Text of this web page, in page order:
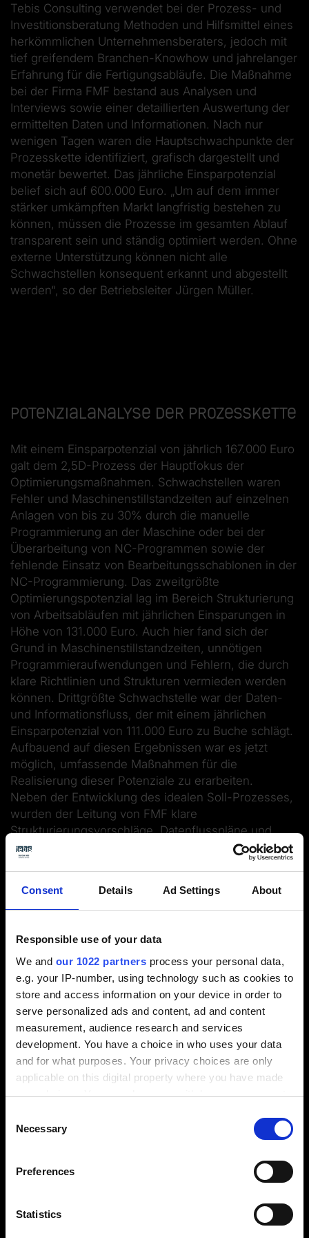
Consent Details Ad Settings About
Responsible use of your data
We and our 1022 partners process your personal data,
e.g. your IP-number, using technology such as cookies to
store and access information on your device in order to
serve personalized ads and content, ad and content
measurement, audience research and services
development. You have a choice in who uses your data
and for what purposes. Your privacy choices are only
applicable on this digital property where you have made
your choices. You can change or withdraw your consent
the Privacy trigger icon.
Collect information about your geographical
meters
Identify your device by actively scanning it for
Selection
Necessary
Preferences
Statistics
Tebis Consulting verwendet bei der Prozess- und
Investitionsberatung Methoden und Hilfsmittel eines
herkömmlichen Unternehmensberaters, jedoch mit
tief greifendem Branchen-­Know­how und jahrelanger
Erfahrung für die Fertigungsabläufe. Die Maßnahme
bei der Firma FMF bestand aus Analysen und
Interviews sowie einer detaillierten Auswertung der
ermittelten Daten und Informationen. Nach nur
wenigen Tagen waren die Hauptschwachpunkte der
Prozesskette identifiziert, grafisch dargestellt und
monetär bewertet. Das jährliche Einsparpotenzial
belief sich auf 600.000 Euro. „Um auf dem immer
stärker umkämpften Markt langfristig bestehen zu
können, müssen die Prozesse im gesamten Ablauf
transparent sein und ständig optimiert werden. Ohne
externe Unterstützung können nicht alle
Schwachstellen konsequent erkannt und abgestellt
werden“, so der Betriebsleiter Jürgen Müller.
Potenzialanalyse der Prozesskette
Mit einem Einsparpotenzial von jährlich 167.000 Euro
galt dem 2,5D-Prozess der Hauptfokus der
Optimierungsmaßnahmen. Schwachstellen waren
Fehler und Maschinenstillstandzeiten auf einzelnen
Anlagen von bis zu 30% durch die manuelle
Programmierung an der Maschine oder bei der
Überarbeitung von NC-­Programmen sowie der
fehlende Einsatz von Bearbeitungsschablonen in der
NC­-Programmierung. Das zweitgrößte
Optimierungspotenzial lag im Bereich Strukturierung
von Arbeitsabläufen mit jährlichen Einsparungen in
Höhe von 131.000 Euro. Auch hier fand sich der
Grund in Maschinenstillstandzeiten, unnötigen
Programmieraufwendungen und Fehlern, die durch
klare Richtlinien und Strukturen vermieden werden
können. Drittgrößte Schwachstelle war der Daten-
und Informationsfluss, der mit einem jährlichen
Einsparpotenzial von 111.000 Euro zu Buche schlägt.
Aufbauend auf diesen Ergebnissen war es jetzt
möglich, umfassende Maßnahmen für die
Realisierung dieser Potenziale zu erarbeiten.
Neben der Entwicklung des idealen Soll­-Prozesses,
wurden der Leitung von FMF klare
Strukturierungsvorschläge, Datenflusspläne und
Wirtschaftlichkeitsanalysen sowie die benötigten
Maßnahmen zur Zielerreichung präsentiert. Am Ende
den Nutzen der Prozessoptimierung und der
geplanten Investitionen nochmals bekräftigte und die
strukturiert wurden die Schwachstellen erfasst und
Vorschläge zur Optimierung unterbreitet. Zum
richtigen Zeitpunkt haben wir uns für diesen Weg
der Prozessberatung durch Tebis Consulting
entschieden“, so der Betriebsleiter Jürgen Müller.
Realisierung der
Optimierungsmaßnahmen so rasch wie möglich
umgesetzt werden müssen. Die Aufgabe des Tebis